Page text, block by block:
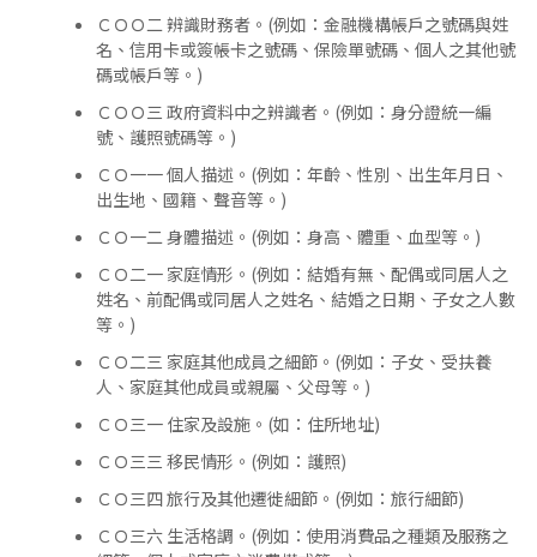
ＣＯＯ二 辨識財務者。(例如：金融機構帳戶之號碼與姓
名、信用卡或簽帳卡之號碼、保險單號碼、個人之其他號
碼或帳戶等。)
ＣＯＯ三 政府資料中之辨識者。(例如：身分證統一編
號、護照號碼等。)
ＣＯ一一 個人描述。(例如：年齡、性別、出生年月日、
出生地、國籍、聲音等。)
ＣＯ一二 身體描述。(例如：身高、體重、血型等。)
ＣＯ二一 家庭情形。(例如：結婚有無、配偶或同居人之
姓名、前配偶或同居人之姓名、結婚之日期、子女之人數
等。)
ＣＯ二三 家庭其他成員之細節。(例如：子女、受扶養
人、家庭其他成員或親屬、父母等。)
ＣＯ三一 住家及設施。(如：住所地址)
ＣＯ三三 移民情形。(例如：護照)
ＣＯ三四 旅行及其他遷徙細節。(例如：旅行細節)
ＣＯ三六 生活格調。(例如：使用消費品之種類及服務之